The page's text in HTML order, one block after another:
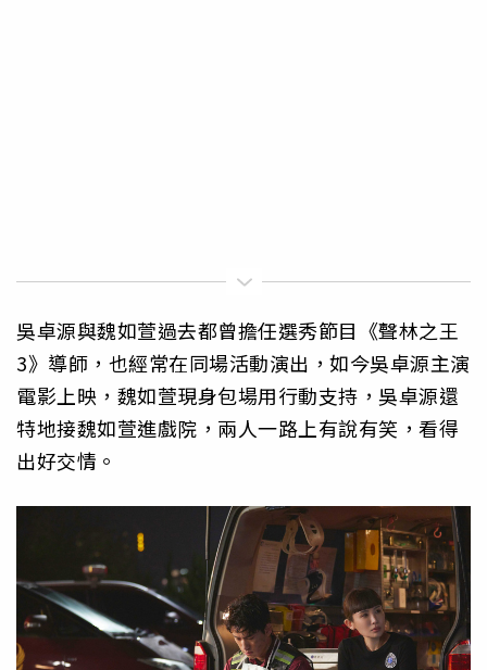
吳卓源與魏如萱過去都曾擔任選秀節目《聲林之王
3》導師，也經常在同場活動演出，如今吳卓源主演
電影上映，魏如萱現身包場用行動支持，吳卓源還
特地接魏如萱進戲院，兩人一路上有說有笑，看得
出好交情。